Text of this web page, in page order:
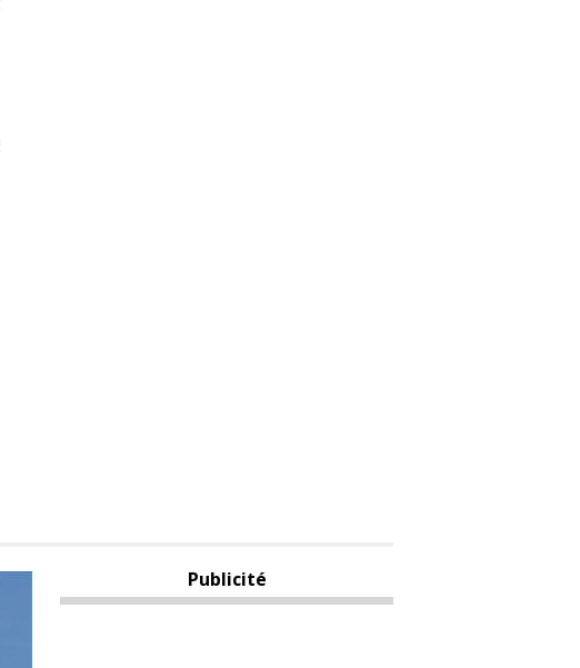
Publicité